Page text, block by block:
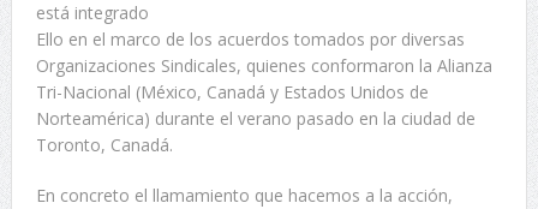
está integrado
Ello en el marco de los acuerdos tomados por diversas
Organizaciones Sindicales, quienes conformaron la Alianza
Tri-Nacional (México, Canadá y Estados Unidos de
Norteamérica) durante el verano pasado en la ciudad de
Toronto, Canadá.
En concreto el llamamiento que hacemos a la acción,